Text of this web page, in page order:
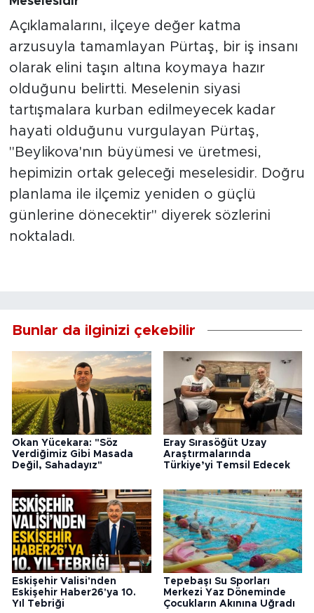
Açıklamalarını, ilçeye değer katma
arzusuyla tamamlayan Pürtaş, bir iş insanı
olarak elini taşın altına koymaya hazır
olduğunu belirtti. Meselenin siyasi
tartışmalara kurban edilmeyecek kadar
hayati olduğunu vurgulayan Pürtaş,
"Beylikova'nın büyümesi ve üretmesi,
hepimizin ortak geleceği meselesidir. Doğru
planlama ile ilçemiz yeniden o güçlü
günlerine dönecektir" diyerek sözlerini
noktaladı.
Bunlar da ilginizi çekebilir
Okan Yücekara: "Söz
Verdiğimiz Gibi Masada
Değil, Sahadayız"
Eray Sırasöğüt Uzay
Araştırmalarında
Türkiye’yi Temsil Edecek
Eskişehir Valisi'nden
Eskişehir Haber26'ya 10.
Yıl Tebriği
Tepebaşı Su Sporları
Merkezi Yaz Döneminde
Çocukların Akınına Uğradı